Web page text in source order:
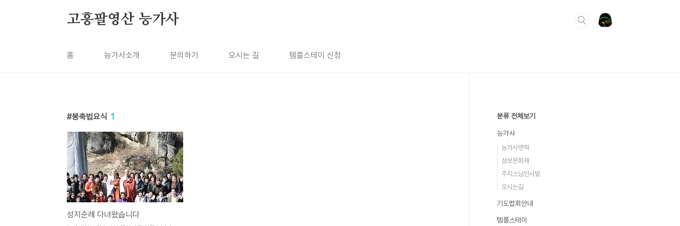
고흥팔영산 능가사
홈 능가사소개 문의하기 오시는 길 템플스테이 신청
봉축법요식 1
성지순례 다녀왔습니다
분류 전체보기
능가사
능가사연혁
성보문화재
주지스님인사말
오시는길
기도법회안내
템플스테이